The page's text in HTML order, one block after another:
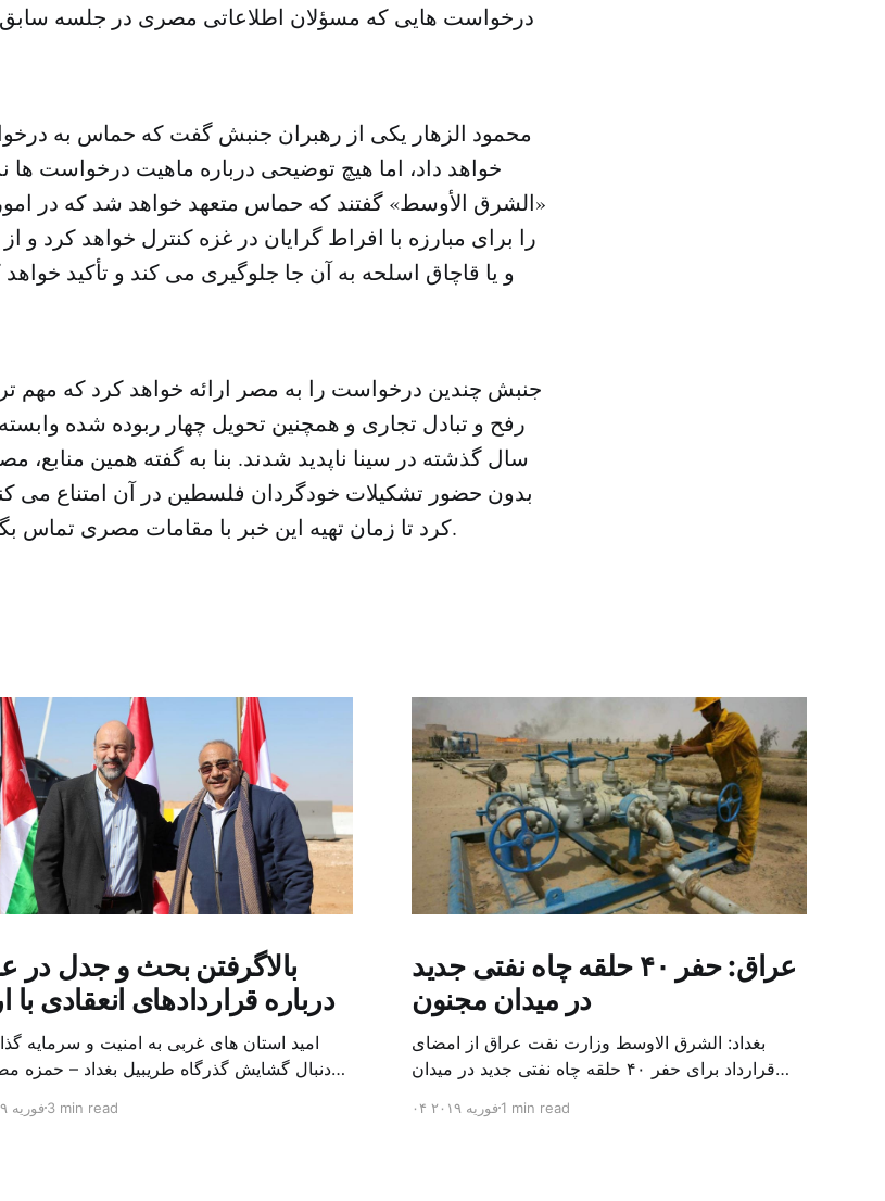
درخواست هایی که مسؤلان اطلاعاتی مصری در جلسه سابق
محمود الزهار یکی از رهبران جنبش گفت که حماس به
خواهد داد، اما هیچ توضیحی درباره ماهیت درخواست ها
«الشرق الأوسط» گفتند که حماس متعهد خواهد شد که در
را برای مبارزه با افراط گرایان در غزه کنترل خواهد کرد و
و یا قاچاق اسلحه به آن جا جلوگیری می کند و تأکید خواهد
جنبش چندین درخواست را به مصر ارائه خواهد کرد که مهم
رفح و تبادل تجاری و همچنین تحویل چهار ربوده شده
سال گذشته در سینا ناپدید شدند. بنا به گفته همین منابع،
بدون حضور تشکیلات خودگردان فلسطین در آن امتناع می
کرد تا زمان تهیه این خبر با مقامات مصری تماس بگیرد اما هیچ پاسخی نگرفت.
بالاگرفتن بحث و جدل در
درباره قراردادهای انعقادی با
امید استان های غربی به امنیت و سرمایه
دنبال گشایش گذرگاه طریبیل بغداد – حمزه
طریبیل توسط عادل عبد المهدی نخست وزیر
۰۴ فوریه ۲۰۱۹3 min read
عراق: حفر ۴۰ حلقه چاه نفتی جدید
در میدان مجنون
بغداد: الشرق الاوسط وزارت نفت عراق از امضای
قرارداد برای حفر ۴۰ حلقه چاه نفتی جدید در میدان
محمد خضیر مدعامل شرکت حفاری عراق روز یکشنبه
۰۴ فوریه ۲۰۱۹1 min read